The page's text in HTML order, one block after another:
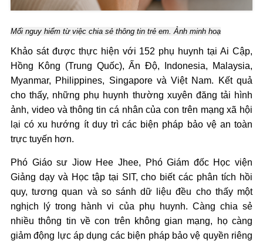
Mối nguy hiểm từ việc chia sẻ thông tin trẻ em. Ảnh minh hoạ
Khảo sát được thực hiện với 152 phụ huynh tại Ai Cập,
Hồng Kông (Trung Quốc), Ấn Độ, Indonesia, Malaysia,
Myanmar, Philippines, Singapore và Việt Nam. Kết quả
cho thấy, những phụ huynh thường xuyên đăng tải hình
ảnh, video và thông tin cá nhân của con trên mạng xã hội
lại có xu hướng ít duy trì các biện pháp bảo vệ an toàn
trực tuyến hơn.
Phó Giáo sư Jiow Hee Jhee, Phó Giám đốc Học viện
Giảng dạy và Học tập tại SIT, cho biết các phân tích hồi
quy, tương quan và so sánh dữ liệu đều cho thấy một
nghịch lý trong hành vi của phụ huynh. Càng chia sẻ
nhiều thông tin về con trên không gian mạng, họ càng
giảm động lực áp dụng các biện pháp bảo vệ quyền riêng